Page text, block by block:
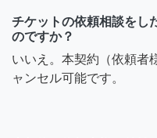
チケットの依頼相談をし
のですか？
いいえ。本契約（依頼者
ャンセル可能です。